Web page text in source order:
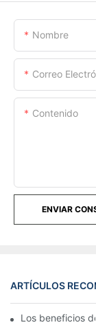
Nombre
Correo
Contenido
ENVIAR
ARTÍCULOS
Los beneficios